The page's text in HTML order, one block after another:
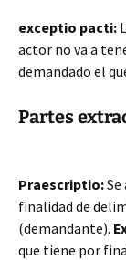
exceptio pacti:
actor no va a
demandado el
Partes
Praescriptio:
finalidad de
(demandante).
que tiene por